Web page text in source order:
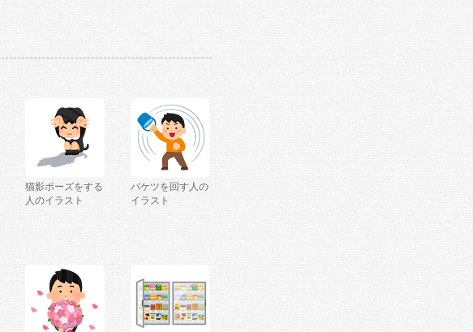
猫影ポーズをする
人のイラスト
バケツを回す人の
イラスト